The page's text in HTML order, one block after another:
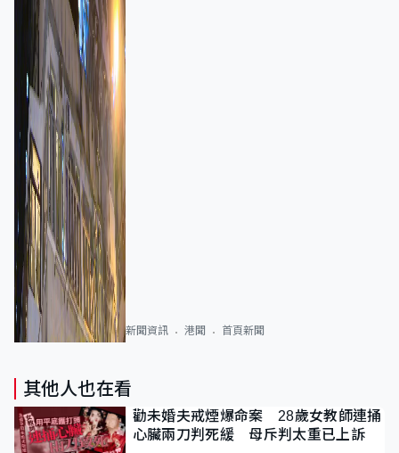
新聞資訊 港聞 首頁新聞
其他人也在看
勸未婚夫戒煙爆命案 28歲女教師連捅
心臟兩刀判死緩 母斥判太重已上訴